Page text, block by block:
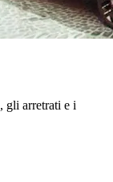
, gli arretrati e i